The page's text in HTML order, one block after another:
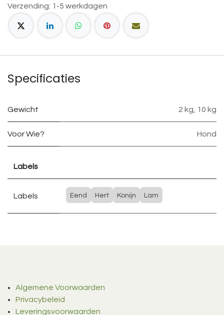
Verzending: 1-5 werkdagen
Specificaties
Gewicht 2 kg, 10 kg
Voor Wie? Hond
Labels
Labels Eend Hert Konijn Lam
Algemene Voorwaarden
Privacybeleid
Leveringsvoorwaarden